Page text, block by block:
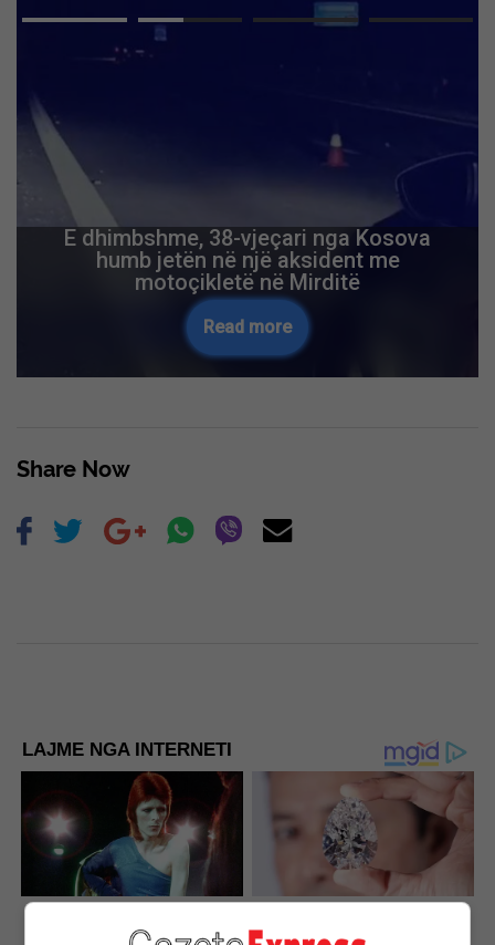
E dhimbshme, 38-vjeçari nga Kosova
humb jetën në një aksident me
motoçikletë në Mirditë
Read more
Share Now
LAJME NGA INTERNETI
These Photos Make Us
Nostalgic For The 70's
Discover 15 Surprising